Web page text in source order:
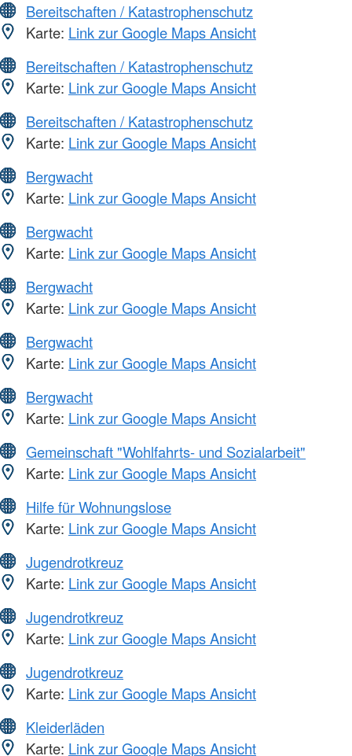
Bereitschaften / Katastrophenschutz
Karte: Link zur Google Maps Ansicht
Bereitschaften / Katastrophenschutz
Karte: Link zur Google Maps Ansicht
Bereitschaften / Katastrophenschutz
Karte: Link zur Google Maps Ansicht
Bergwacht
Karte: Link zur Google Maps Ansicht
Bergwacht
Karte: Link zur Google Maps Ansicht
Bergwacht
Karte: Link zur Google Maps Ansicht
Bergwacht
Karte: Link zur Google Maps Ansicht
Bergwacht
Karte: Link zur Google Maps Ansicht
Gemeinschaft "Wohlfahrts- und Sozialarbeit"
Karte: Link zur Google Maps Ansicht
Hilfe für Wohnungslose
Karte: Link zur Google Maps Ansicht
Jugendrotkreuz
Karte: Link zur Google Maps Ansicht
Jugendrotkreuz
Karte: Link zur Google Maps Ansicht
Jugendrotkreuz
Karte: Link zur Google Maps Ansicht
Kleiderläden
Karte: Link zur Google Maps Ansicht